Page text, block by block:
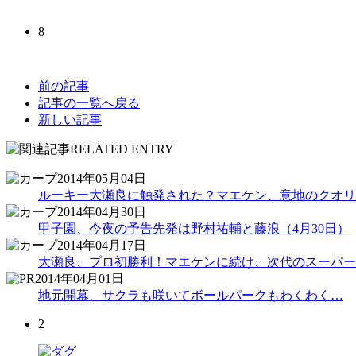
8
前の記事
記事の一覧へ戻る
新しい記事
2014年05月04日
ルーキー大瀬良に触発された？マエケン、意地のクオ
2014年04月30日
甲子園、今夜の予告先発は野村祐輔と藤浪（4月30日）
2014年04月17日
大瀬良、プロ初勝利！マエケンに続け、次代のスーパ
2014年04月01日
地元開幕、サクラも咲いてボールパークもわくわく…
2